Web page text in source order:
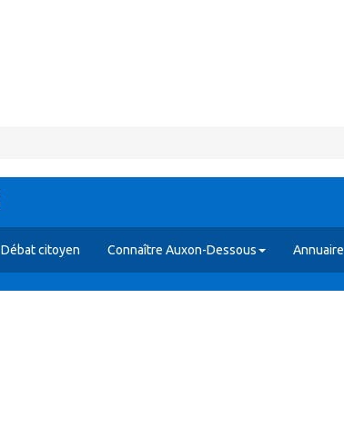
Débat citoyen Connaître Auxon-Dessous Annuaire